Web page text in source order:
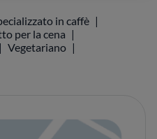
in caffè
per la cena
Vegetariano